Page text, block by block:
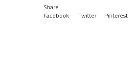
Share
Facebook
Twitter Pinterest